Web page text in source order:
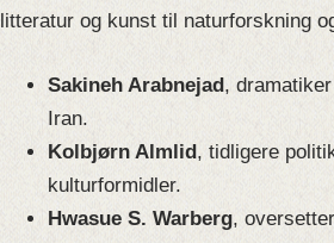
litteratur og kunst til naturforskning
Sakineh Arabnejad,
Iran.
Kolbjørn Almlid, tidligere
kulturformidler.
Hwasue S. Warberg,